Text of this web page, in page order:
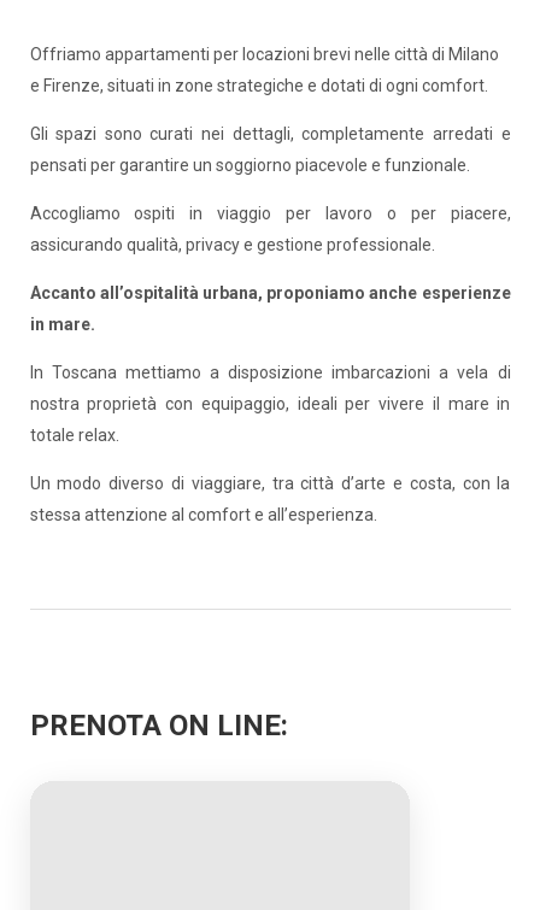
Offriamo appartamenti per locazioni brevi nelle città di Milano
e Firenze, situati in zone strategiche e dotati di ogni comfort.
Gli spazi sono curati nei dettagli, completamente arredati e
pensati per garantire un soggiorno piacevole e funzionale.
Accogliamo ospiti in viaggio per lavoro o per piacere,
assicurando qualità, privacy e gestione professionale.
Accanto all’ospitalità urbana, proponiamo anche esperienze
in mare.
In Toscana mettiamo a disposizione imbarcazioni a vela di
nostra proprietà con equipaggio, ideali per vivere il mare in
totale relax.
Un modo diverso di viaggiare, tra città d’arte e costa, con la
stessa attenzione al comfort e all’esperienza.
PRENOTA ON LINE: